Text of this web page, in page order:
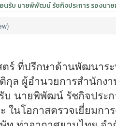
รับ นายพิพัฒน์ รัชกิจประการ รองนา
ร์ ที่ปรึกษาด้านพัฒนาร
ล ผู้อำนวยการสำนักง
นายพิพัฒน์ รัชกิจประ
ในโอกาสตรวจเยี่ยมก